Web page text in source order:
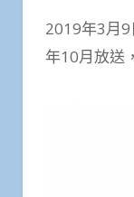
2019年3月
年10月放送